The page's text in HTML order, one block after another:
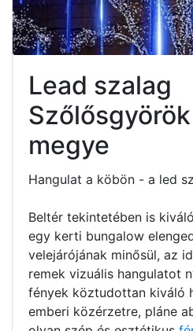
Lead szalag
megye
Hangulat a köbön - a led
Beltér tekintetében is
egy kerti bungalow
velejárójának minősül, az
remek vizuális hangulatot
fények köztudottan kiváló
emberi közérzetre, pláne